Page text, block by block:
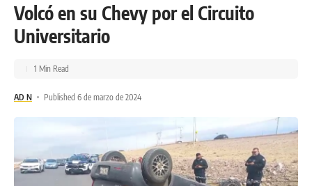
Volcó en su Chevy por el Circuito
Universitario
AD N Published 6 de marzo de 2024
1 Min Read